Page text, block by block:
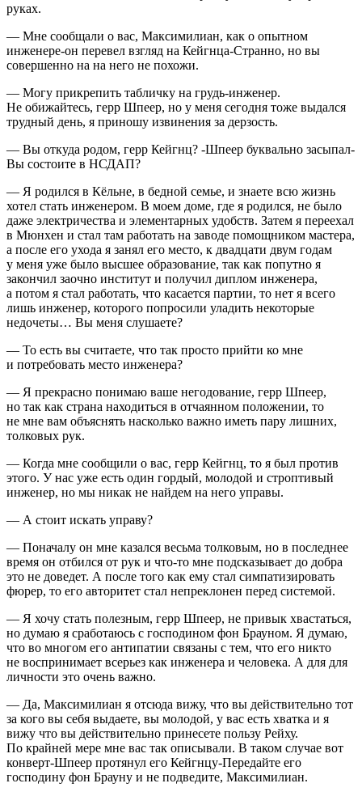
руках.
— Мне сообщали о вас, Максимилиан, как о опытном
инженере-он перевел взгляд на Кейгнца-Странно, но вы
совершенно на на него не похожи.
— Могу прикрепить табличку на грудь-инженер.
Не обижайтесь, герр Шпеер, но у меня сегодня тоже выдался
трудный день, я приношу извинения за дерзость.
— Вы откуда родом, герр Кейгнц? -Шпеер буквально засыпал-
Вы состоите в НСДАП?
— Я родился в Кёльне, в бедной семье, и знаете всю жизнь
хотел стать инженером. В моем доме, где я родился, не было
даже электричества и элементарных удобств. Затем я переехал
в Мюнхен и стал там работать на заводе помощником мастера,
а после его ухода я занял его место, к двадцати двум годам
у меня уже было высшее образование, так как попутно я
закончил заочно институт и получил диплом инженера,
а потом я стал работать, что касается партии, то нет я всего
лишь инженер, которого попросили уладить некоторые
недочеты… Вы меня слушаете?
— То есть вы считаете, что так просто прийти ко мне
и потребовать место инженера?
— Я прекрасно понимаю ваше негодование, герр Шпеер,
но так как страна находиться в отчаянном положении, то
не мне вам объяснять насколько важно иметь пару лишних,
толковых рук.
— Когда мне сообщили о вас, герр Кейгнц, то я был против
этого. У нас уже есть один гордый, молодой и строптивый
инженер, но мы никак не найдем на него управы.
— А стоит искать управу?
— Поначалу он мне казался весьма толковым, но в последнее
время он отбился от рук и что-то мне подсказывает до добра
это не доведет. А после того как ему стал симпатизировать
фюрер, то его авторитет стал непреклонен перед системой.
— Я хочу стать полезным, герр Шпеер, не привык хвастаться,
но думаю я сработаюсь с господином фон Брауном. Я думаю,
что во многом его антипатии связаны с тем, что его никто
не воспринимает всерьез как инженера и человека. А для для
личности это очень важно.
— Да, Максимилиан я отсюда вижу, что вы действительно тот
за кого вы себя выдаете, вы молодой, у вас есть хватка и я
вижу что вы действительно принесете пользу Рейху.
По крайней мере мне вас так описывали. В таком случае вот
конверт-Шпеер протянул его Кейгнцу-Передайте его
господину фон Брауну и не подведите, Максимилиан.